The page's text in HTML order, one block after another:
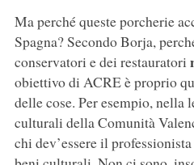
Ma perché queste porcherie
Spagna? Secondo Borja,
conservatori e dei restauratori
obiettivo di ACRE è proprio
delle cose. Per esempio, nella
culturali della Comunità
chi dev’essere il